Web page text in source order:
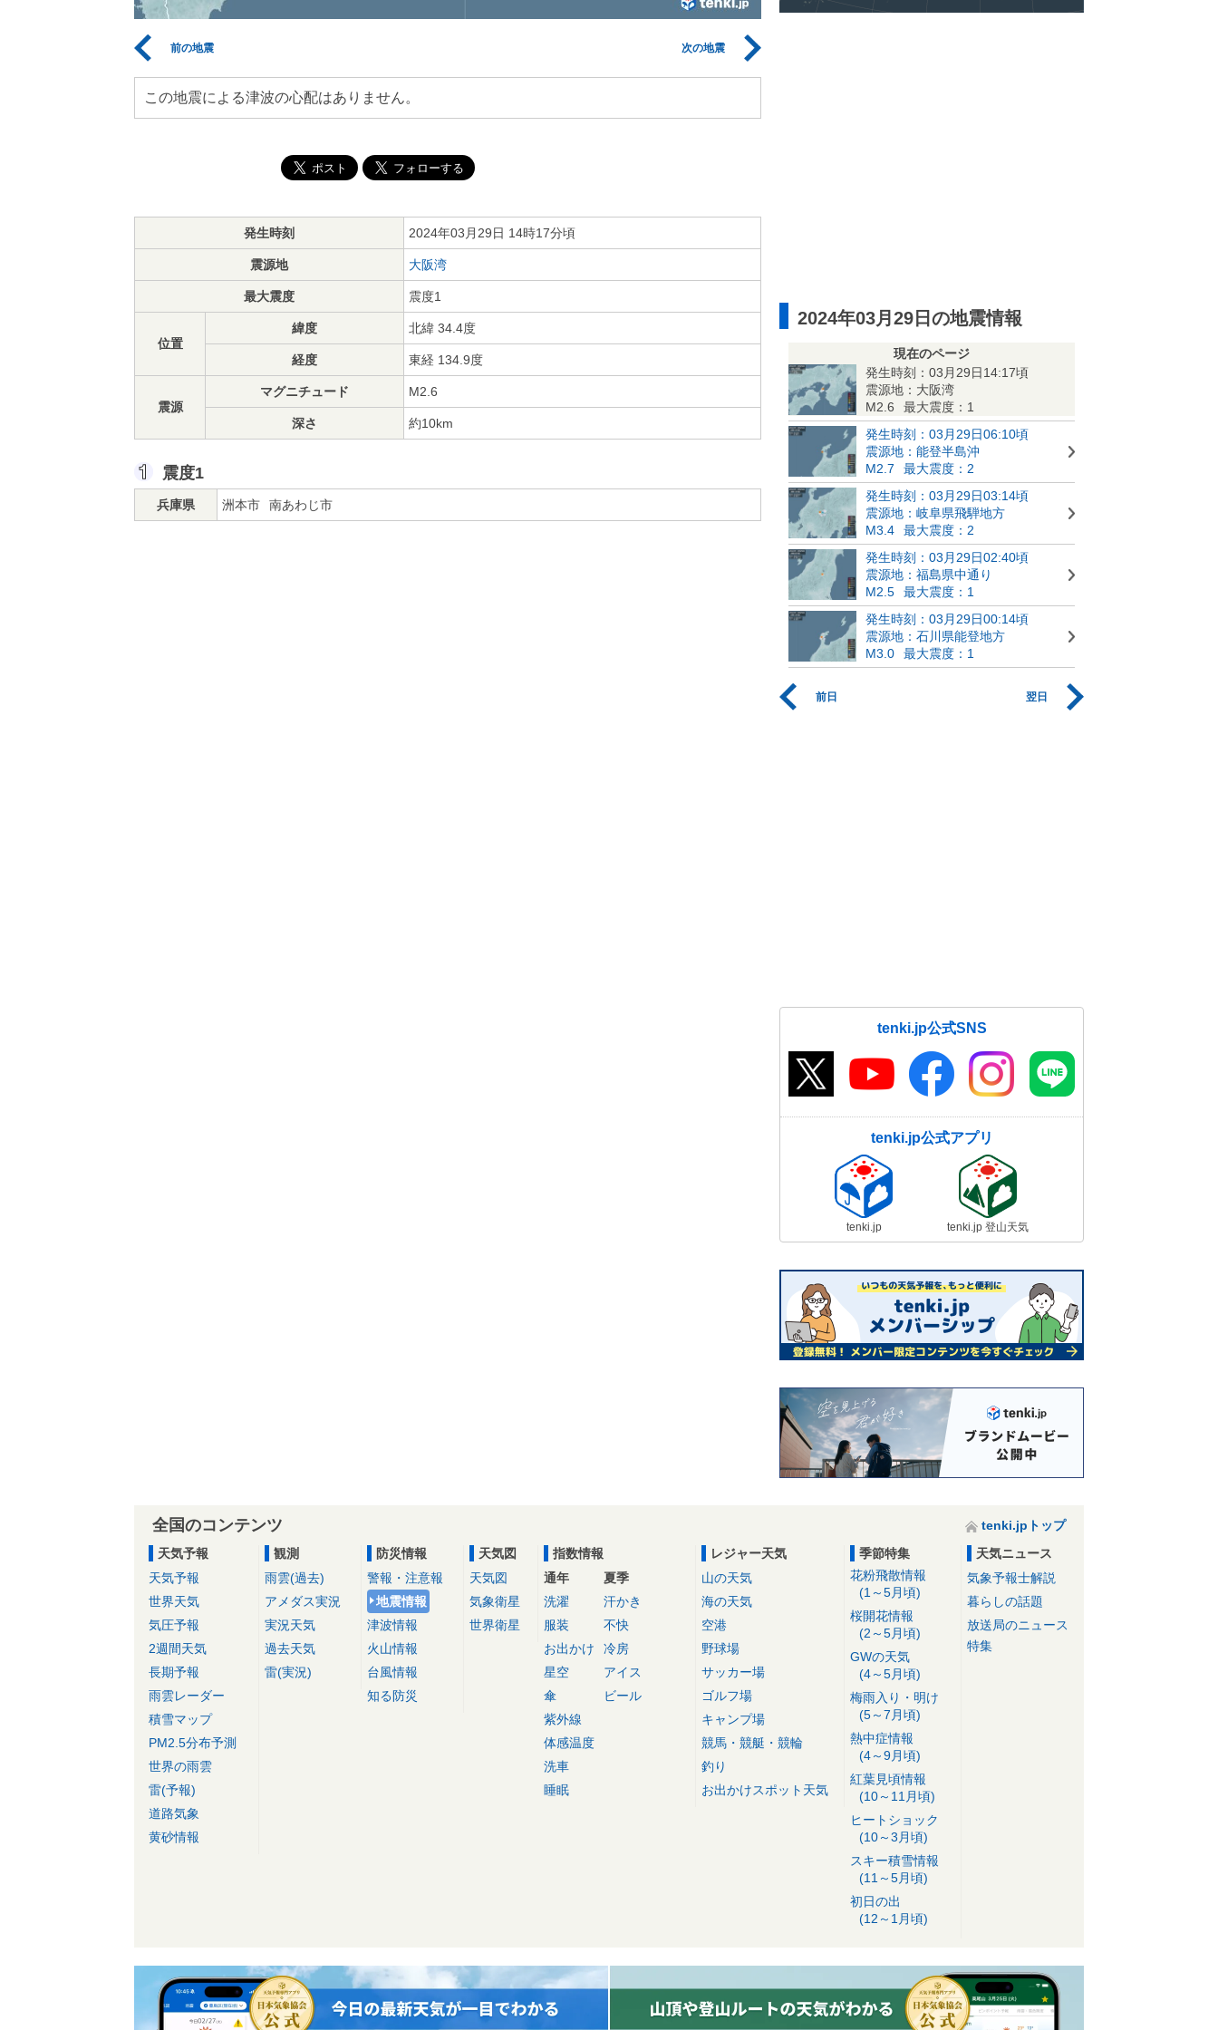
前の地震 次の地震
この地震による津波の心配はありません。
発生時刻 2024年03月29日 14時17分頃
震源地 大阪湾
最大震度 震度1
位置
緯度 北緯 34.4度
経度 東経 134.9度
震源
マグニチュード M2.6
深さ 約10km
震度1
兵庫県 洲本市 南あわじ市
2024年03月29日の地震情報
現在のページ
発生時刻：03月29日14:17頃
震源地：大阪湾
M2.6
最大震度：1
発生時刻：03月29日06:10頃
震源地：能登半島沖
M2.7
最大震度：2
発生時刻：03月29日03:14頃
震源地：岐阜県飛騨地方
M3.4
最大震度：2
発生時刻：03月29日02:40頃
震源地：福島県中通り
M2.5
最大震度：1
発生時刻：03月29日00:14頃
震源地：石川県能登地方
M3.0
最大震度：1
前日 翌日
tenki.jp公式SNS
tenki.jp公式アプリ
tenki.jp tenki.jp 登山天気
全国のコンテンツ
tenki.jpトップ
天気予報
天気予報
世界天気
気圧予報
2週間天気
長期予報
雨雲レーダー
積雪マップ
PM2.5分布予測
世界の雨雲
雷(予報)
道路気象
黄砂情報
観測
雨雲(過去)
アメダス実況
実況天気
過去天気
雷(実況)
防災情報
警報・注意報
地震情報
津波情報
火山情報
台風情報
知る防災
天気図
天気図
気象衛星
世界衛星
指数情報
通年
洗濯
服装
お出かけ
星空
傘
紫外線
体感温度
洗車
睡眠
夏季
汗かき
不快
冷房
アイス
ビール
レジャー天気
山の天気
海の天気
空港
野球場
サッカー場
ゴルフ場
キャンプ場
競馬・競艇・競輪
釣り
お出かけスポット天気
季節特集
花粉飛散情報
(1～5月頃)
桜開花情報
(2～5月頃)
GWの天気
(4～5月頃)
梅雨入り・明け
(5～7月頃)
熱中症情報
(4～9月頃)
紅葉見頃情報
(10～11月頃)
ヒートショック
(10～3月頃)
スキー積雪情報
(11～5月頃)
初日の出
(12～1月頃)
天気ニュース
気象予報士解説
暮らしの話題
放送局のニュース
特集